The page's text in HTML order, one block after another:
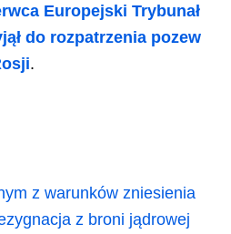
Europejski Trybunał
do rozpatrzenia pozew
.
z warunków zniesienia
z broni jądrowej